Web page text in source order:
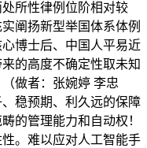
所性律例位阶相对较
阐扬新型举国体系体例
博士后、中国人平易近
的高度不确定性取未知
做者：张婉婷 李忠
稳预期、利久远的保障
的管理能力和自动权！
。难以应对人工智能手